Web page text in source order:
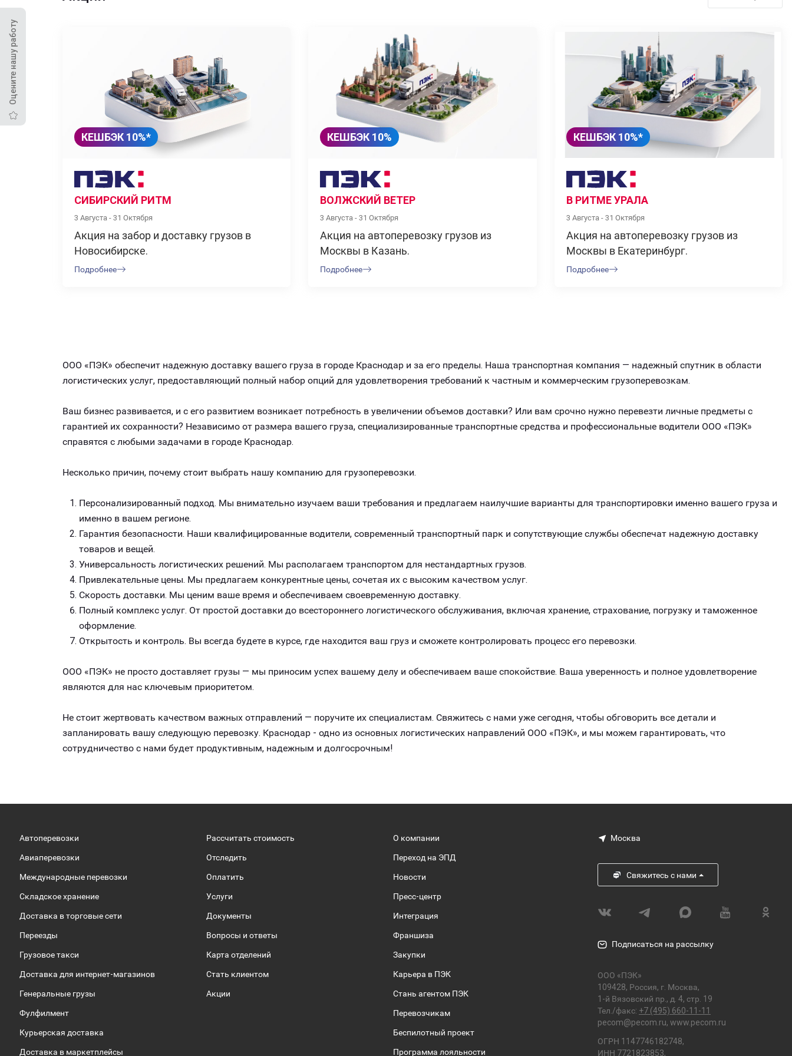
Оцените нашу работу
КЕШБЭК 10%*
СИБИРСКИЙ РИТМ
3 Августа - 31 Октября
Акция на забор и доставку грузов в
Новосибирске.
Подробнее
КЕШБЭК 10%
ВОЛЖСКИЙ ВЕТЕР
3 Августа - 31 Октября
Акция на автоперевозку грузов из
Москвы в Казань.
Подробнее
КЕШБЭК 10%*
В РИТМЕ УРАЛА
3 Августа - 31 Октября
Акция на автоперевозку грузов из
Москвы в Екатеринбург.
Подробнее
ООО «ПЭК» обеспечит надежную доставку вашего груза в городе Краснодар и за его пределы. Наша транспортная компания — надежный спутник в области
логистических услуг, предоставляющий полный набор опций для удовлетворения требований к частным и коммерческим грузоперевозкам.
Ваш бизнес развивается, и с его развитием возникает потребность в увеличении объемов доставки? Или вам срочно нужно перевезти личные предметы с
гарантией их сохранности? Независимо от размера вашего груза, специализированные транспортные средства и профессиональные водители ООО «ПЭК»
справятся с любыми задачами в городе Краснодар.
Несколько причин, почему стоит выбрать нашу компанию для грузоперевозки.
Персонализированный подход. Мы внимательно изучаем ваши требования и предлагаем наилучшие варианты для транспортировки именно вашего груза и
именно в вашем регионе.
Гарантия безопасности. Наши квалифицированные водители, современный транспортный парк и сопутствующие службы обеспечат надежную доставку
товаров и вещей.
Универсальность логистических решений. Мы располагаем транспортом для нестандартных грузов.
Привлекательные цены. Мы предлагаем конкурентные цены, сочетая их с высоким качеством услуг.
Скорость доставки. Мы ценим ваше время и обеспечиваем своевременную доставку.
Полный комплекс услуг. От простой доставки до всестороннего логистического обслуживания, включая хранение, страхование, погрузку и таможенное
оформление.
Открытость и контроль. Вы всегда будете в курсе, где находится ваш груз и сможете контролировать процесс его перевозки.
ООО «ПЭК» не просто доставляет грузы — мы приносим успех вашему делу и обеспечиваем ваше спокойствие. Ваша уверенность и полное удовлетворение
являются для нас ключевым приоритетом.
Не стоит жертвовать качеством важных отправлений — поручите их специалистам. Свяжитесь с нами уже сегодня, чтобы обговорить все детали и
запланировать вашу следующую перевозку. Краснодар - одно из основных логистических направлений ООО «ПЭК», и мы можем гарантировать, что
сотрудничество с нами будет продуктивным, надежным и долгосрочным!
Автоперевозки
Авиаперевозки
Международные перевозки
Складское хранение
Доставка в торговые сети
Переезды
Грузовое такси
Доставка для интернет-магазинов
Генеральные грузы
Фулфилмент
Курьерская доставка
Доставка в маркетплейсы
Рассчитать стоимость
Отследить
Оплатить
Услуги
Документы
Вопросы и ответы
Карта отделений
Стать клиентом
Акции
О компании
Переход на ЭПД
Новости
Пресс-центр
Интеграция
Франшиза
Закупки
Карьера в ПЭК
Стань агентом ПЭК
Перевозчикам
Беспилотный проект
Программа лояльности
Москва
Свяжитесь с нами
Подписаться на рассылку
ООО «ПЭК»
109428, Россия, г. Москва,
1-й Вязовский пр., д. 4, стр. 19
Тел./факс: +7 (495) 660-11-11
pecom@pecom.ru, www.pecom.ru
ОГРН 1147746182748,
ИНН 7721823853,